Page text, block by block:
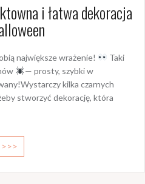
i łatwa dekoracja
największe wrażenie!
Taki
— prosty, szybki w
kilka czarnych
stworzyć dekorację, która
>>>